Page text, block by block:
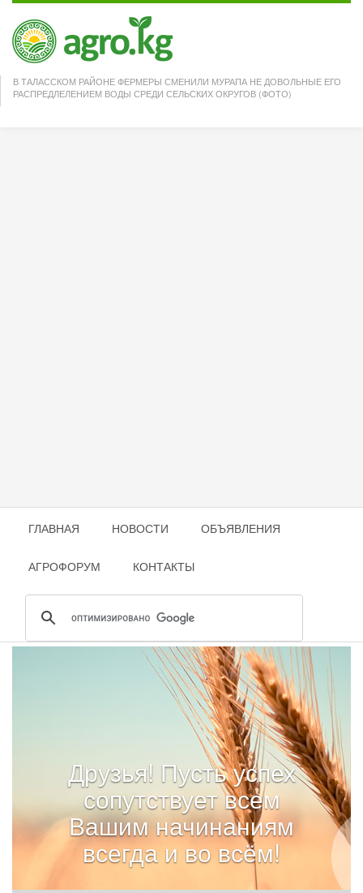
В ТАЛАССКОМ РАЙОНЕ ФЕРМЕРЫ СМЕНИЛИ МУРАПА НЕ ДОВОЛЬНЫЕ ЕГО
РАСПРЕДЛЕЛЕНИЕМ ВОДЫ СРЕДИ СЕЛЬСКИХ ОКРУГОВ (ФОТО)
ГЛАВНАЯ НОВОСТИ ОБЪЯВЛЕНИЯ
АГРОФОРУМ КОНТАКТЫ
Друзья! Пусть успех
сопутствует всем
Вашим начинаниям
всегда и во всём!